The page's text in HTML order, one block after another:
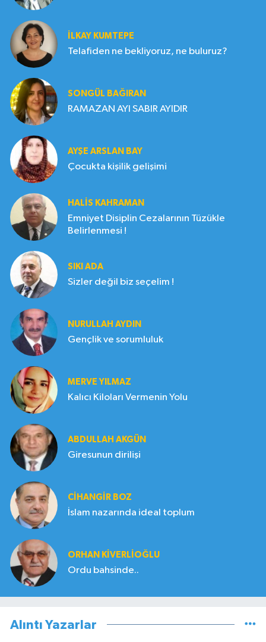
İLKAY KUMTEPE
Telafiden ne bekliyoruz, ne buluruz?
SONGÜL BAĞIRAN
RAMAZAN AYI SABIR AYIDIR
AYŞE ARSLAN BAY
Çocukta kişilik gelişimi
HALIS KAHRAMAN
Emniyet Disiplin Cezalarının Tüzükle
Belirlenmesi !
SIKI ADA
Sizler değil biz seçelim !
NURULLAH AYDIN
Gençlik ve sorumluluk
MERVE YILMAZ
Kalıcı Kiloları Vermenin Yolu
ABDULLAH AKGÜN
Giresunun dirilişi
CIHANGIR BOZ
İslam nazarında ideal toplum
ORHAN KIVERLIOĞLU
Ordu bahsinde..
Alıntı Yazarlar